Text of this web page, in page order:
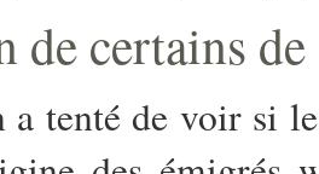
de certains
a tenté de voir si